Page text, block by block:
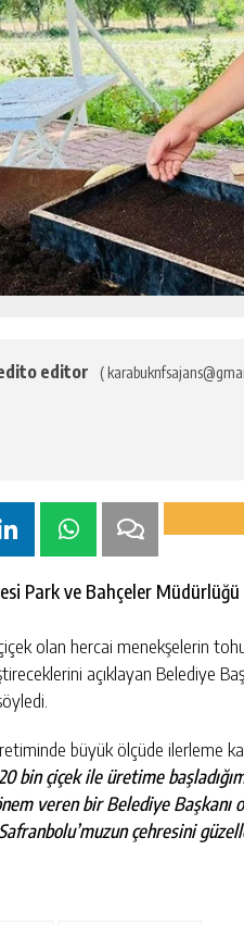
editor (
Park ve Bahçeler
olan hercai menekşelerin
açıklayan Belediye
büyük ölçüde ilerleme
bin çiçek ile üretime
veren bir Belediye Başkanı
çehresini